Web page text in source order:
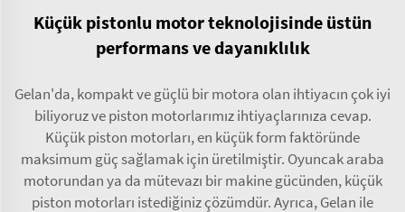
Küçük pistonlu motor teknolojisinde üstün
performans ve dayanıklılık
Gelan'da, kompakt ve güçlü bir motora olan ihtiyacın çok iyi
biliyoruz ve piston motorlarımız ihtiyaçlarınıza cevap.
Küçük piston motorları, en küçük form faktöründe
maksimum güç sağlamak için üretilmiştir. Oyuncak araba
motorundan ya da mütevazı bir makine gücünden, küçük
piston motorları istediğiniz çözümdür. Ayrıca, Gelan ile